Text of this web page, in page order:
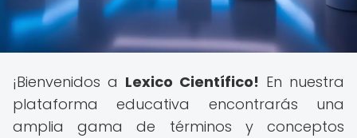
¡Bienvenidos a Lexico Científico! En nuestra
plataforma educativa encontrarás una
amplia gama de términos y conceptos